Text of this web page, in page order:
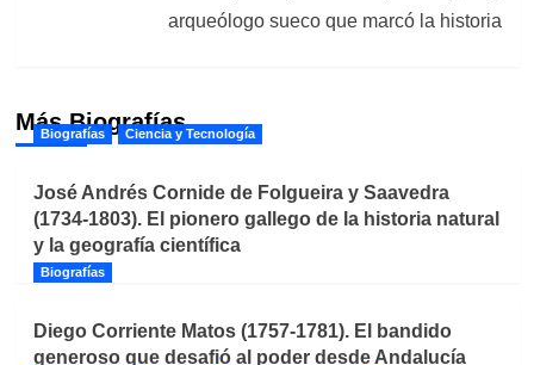
arqueólogo sueco que marcó la historia
Más Biografías
Biografías Ciencia y Tecnología
José Andrés Cornide de Folgueira y Saavedra
(1734-1803). El pionero gallego de la historia natural
y la geografía científica
Biografías
Diego Corriente Matos (1757-1781). El bandido
generoso que desafió al poder desde Andalucía